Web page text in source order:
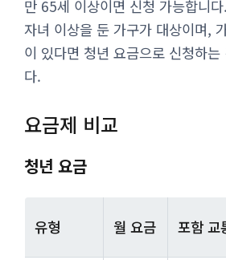
만 65세 이상이면 신청 가능합니
자녀 이상을 둔 가구가 대상이며,
이 있다면 청년 요금으로 신청하는
다.
요금제 비교
청년 요금
유형 월 요금 포함 교